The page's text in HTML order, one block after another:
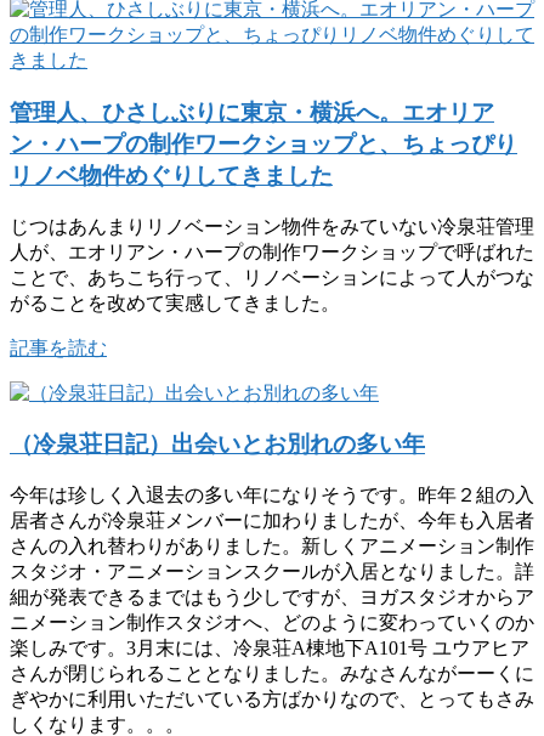
管理人、ひさしぶりに東京・横浜へ。エオリア
ン・ハープの制作ワークショップと、ちょっぴり
リノベ物件めぐりしてきました
じつはあんまりリノベーション物件をみていない冷泉荘管理
人が、エオリアン・ハープの制作ワークショップで呼ばれた
ことで、あちこち行って、リノベーションによって人がつな
がることを改めて実感してきました。
記事を読む
（冷泉荘日記）出会いとお別れの多い年
今年は珍しく入退去の多い年になりそうです。昨年２組の入
居者さんが冷泉荘メンバーに加わりましたが、今年も入居者
さんの入れ替わりがありました。新しくアニメーション制作
スタジオ・アニメーションスクールが入居となりました。詳
細が発表できるまではもう少しですが、ヨガスタジオからア
ニメーション制作スタジオへ、どのように変わっていくのか
楽しみです。3月末には、冷泉荘A棟地下A101号 ユウアヒア
さんが閉じられることとなりました。みなさんながーーくに
ぎやかに利用いただいている方ばかりなので、とってもさみ
しくなります。。。